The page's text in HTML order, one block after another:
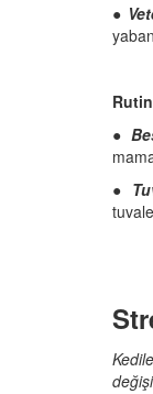
●
●
●